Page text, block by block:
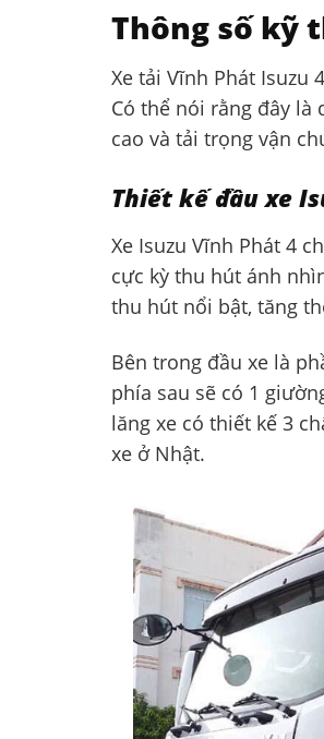
Thông số kỹ
Xe tải Vĩnh Phát Isuzu
Có thể nói rằng đây
cao và tải trọng vận
Thiết kế đầu xe
Xe Isuzu Vĩnh Phát 4
cực kỳ thu hút ánh
thu hút nổi bật, tăng
Bên trong đầu xe là
phía sau sẽ có 1
lăng xe có thiết kế 3
xe ở Nhật.